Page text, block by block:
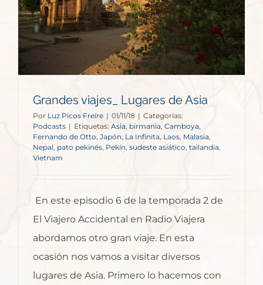
Grandes viajes_ Lugares de Asia
Por Luz Picos Freire | 01/11/18 | Categorías:
Podcasts | Etiquetas: Asia, birmania, Camboya,
Fernando de Otto Japón, La Infinita, Laos, Malasia,
Nepal pato pekinés Pekín, sudeste asiático tailandia
Vietnam
En este episodio 6 de la temporada 2 de
El Viajero Accidental en Radio Viajera
abordamos otro gran viaje. En esta
ocasión nos vamos a visitar diversos
lugares de Asia. Primero lo hacemos con